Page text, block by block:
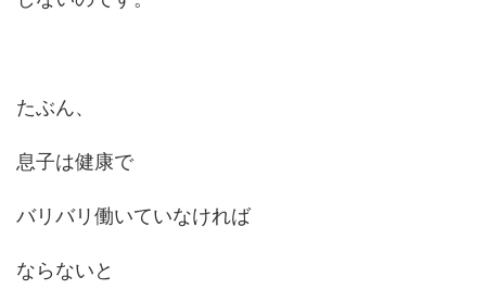
たぶん、
息子は健康で
バリバリ働いていなければ
ならないと